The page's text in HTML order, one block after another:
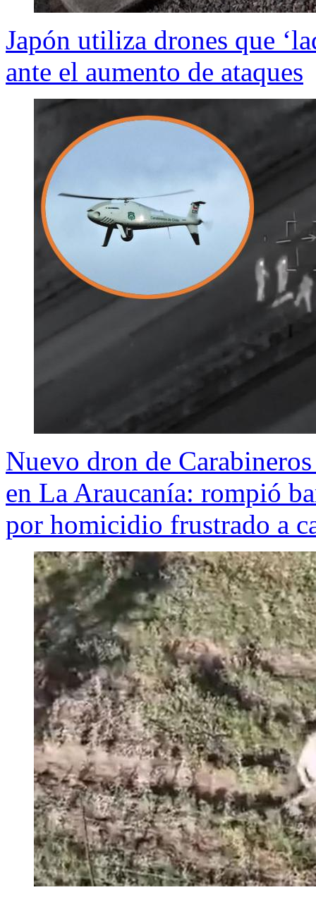
Japón utiliza drones que
ante el aumento de ataques
Nuevo dron de
en La Araucanía: rompió
por homicidio frustrado a